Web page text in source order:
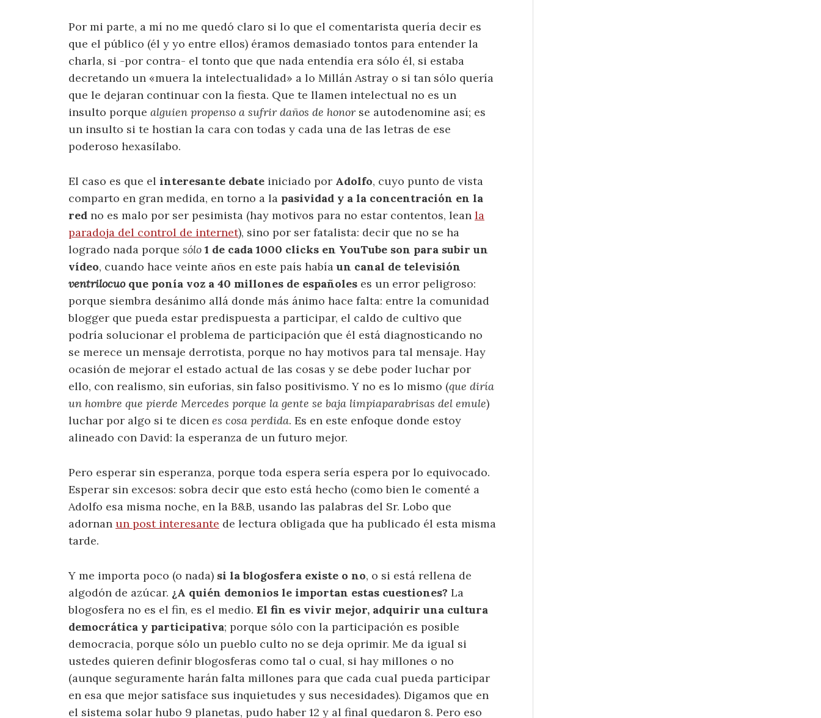
Por mi parte, a mí no me quedó claro si lo que el comentarista quería decir es
que el público (él y yo entre ellos) éramos demasiado tontos para entender la
charla, si -por contra- el tonto que que nada entendía era sólo él, si estaba
decretando un «muera la intelectualidad» a lo Millán Astray o si tan sólo quería
que le dejaran continuar con la fiesta. Que te llamen intelectual no es un
insulto porque alguien propenso a sufrir daños de honor se autodenomine así; es
un insulto si te hostian la cara con todas y cada una de las letras de ese
poderoso hexasílabo.
El caso es que el interesante debate iniciado por Adolfo, cuyo punto de vista
comparto en gran medida, en torno a la pasividad y a la concentración en la
red no es malo por ser pesimista (hay motivos para no estar contentos, lean la
paradoja del control de internet), sino por ser fatalista: decir que no se ha
logrado nada porque sólo 1 de cada 1000 clicks en YouTube son para subir un
vídeo, cuando hace veinte años en este país habíaun canal de televisión
ventrilocuoque ponía voz a 40 millones de españoles es un error peligroso:
porque siembra desánimo allá donde más ánimo hace falta: entre la comunidad
blogger que pueda estar predispuesta a participar, el caldo de cultivo que
podría solucionar el problema de participación que él está diagnosticando no
se merece un mensaje derrotista, porque no hay motivos para tal mensaje. Hay
ocasión de mejorar el estado actual de las cosas y se debe poder luchar por
ello, con realismo, sin euforias, sin falso positivismo. Y no es lo mismo (que diría
un hombre que pierde Mercedes porque la gente se baja limpiaparabrisas del emule)
luchar por algo si te dicen es cosa perdida. Es en este enfoque donde estoy
alineado con David: la esperanza de un futuro mejor.
Pero esperar sin esperanza, porque toda espera sería espera por lo equivocado.
Esperar sin excesos: sobra decir que esto está hecho (como bien le comenté a
Adolfo esa misma noche, en la B&B, usando las palabras del Sr. Lobo que
adornan un post interesante de lectura obligada que ha publicado él esta misma
tarde.
Y me importa poco (o nada) si la blogosfera existe o no, o si está rellena de
algodón de azúcar. ¿A quién demonios le importan estas cuestiones? La
blogosfera no es el fin, es el medio. El fin es vivir mejor, adquirir una cultura
democrática y participativa; porque sólo con la participación es posible
democracia, porque sólo un pueblo culto no se deja oprimir. Me da igual si
ustedes quieren definir blogosferas como tal o cual, si hay millones o no
(aunque seguramente harán falta millones para que cada cual pueda participar
en esa que mejor satisface sus inquietudes y sus necesidades). Digamos que en
el sistema solar hubo 9 planetas, pudo haber 12 y al final quedaron 8. Pero eso